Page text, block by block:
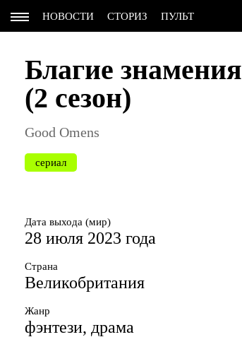
НОВОСТИ СТОРИЗ ПУЛЬТ
Благие знамения
(2 сезон)
Good Omens
сериал
Дата выхода (мир)
28 июля 2023 года
Страна
Великобритания
Жанр
фэнтези, драма